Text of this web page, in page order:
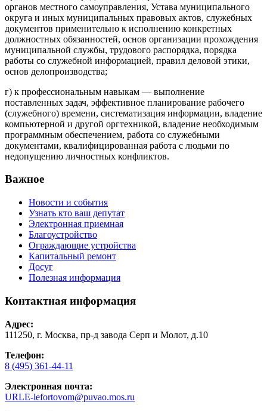
органов местного самоуправления, Устава муниципального
округа и иных муниципальных правовых актов, служебных
документов применительно к исполнению конкретных
должностных обязанностей, основ организации прохождения
муниципальной службы, трудового распорядка, порядка
работы со служебной информацией, правил деловой этики,
основ делопроизводства;
г) к профессиональным навыкам — выполнение
поставленных задач, эффективное планирование рабочего
(служебного) времени, систематизация информации, владение
компьютерной и другой оргтехникой, владение необходимым
программным обеспечением, работа со служебными
документами, квалифицированная работа с людьми по
недопущению личностных конфликтов.
Важное
Новости и события
Узнать кто ваш депутат
Электронная приемная
Благоустройство
Ограждающие устройства
Капитальный ремонт
Досуг
Полезная информация
Контактная информация
Адрес:
111250, г. Москва, пр-д завода Серп и Молот, д.10
Телефон:
8 (495) 361-44-11
Электронная почта:
URLE-lefortovom@puvao.mos.ru